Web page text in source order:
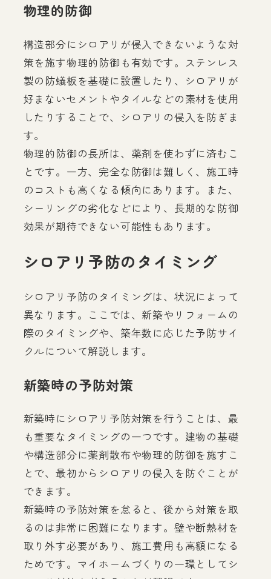
物理的防御
構造部分にシロアリが侵入できないような対
策を施す物理的防御も有効です。ステンレス
製の防蟻板を基礎に設置したり、シロアリが
好まないセメントやタイルなどの素材を使用
したりすることで、シロアリの侵入を防ぎま
す。
物理的防御の長所は、薬剤を使わずに済むこ
とです。一方、完全な防御は難しく、施工時
のコストも高くなる傾向にあります。また、
シーリングの劣化などにより、長期的な防御
効果が期待できない可能性もあります。
シロアリ予防のタイミング
シロアリ予防のタイミングは、状況によって
異なります。ここでは、新築やリフォームの
際のタイミングや、築年数に応じた予防サイ
クルについて解説します。
新築時の予防対策
新築時にシロアリ予防対策を行うことは、最
も重要なタイミングの一つです。建物の基礎
や構造部分に薬剤散布や物理的防御を施すこ
とで、最初からシロアリの侵入を防ぐことが
できます。
新築時の予防対策を怠ると、後から対策を取
るのは非常に困難になります。壁や断熱材を
取り外す必要があり、施工費用も高額になる
ためです。マイホームづくりの一環としてシ